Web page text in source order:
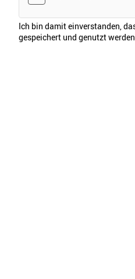
Ich bin damit einverstanden,
gespeichert und genutzt